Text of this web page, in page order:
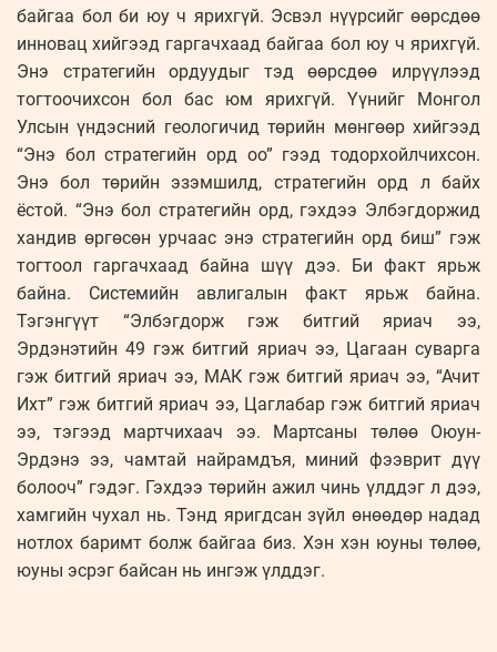
байгаа бол би юу ч ярихгүй. Эсвэл нүүрсийг өөрсдөө
инновац хийгээд гаргачхаад байгаа бол юу ч ярихгүй.
Энэ стратегийн ордуудыг тэд өөрсдөө илрүүлээд
тогтоочихсон бол бас юм ярихгүй. Үүнийг Монгол
Улсын үндэсний геологичид төрийн мөнгөөр хийгээд
“Энэ бол стратегийн орд оо” гээд тодорхойлчихсон.
Энэ бол төрийн эзэмшилд, стратегийн орд л байх
ёстой. “Энэ бол стратегийн орд, гэхдээ Элбэгдоржид
хандив өргөсөн урчаас энэ стратегийн орд биш” гэж
тогтоол гаргачхаад байна шүү дээ. Би факт ярьж
байна. Системийн авлигалын факт ярьж байна.
Тэгэнгүүт “Элбэгдорж гэж битгий яриач ээ,
Эрдэнэтийн 49 гэж битгий яриач ээ, Цагаан суварга
гэж битгий яриач ээ, МАК гэж битгий яриач ээ, “Ачит
Ихт” гэж битгий яриач ээ, Цаглабар гэж битгий яриач
ээ, тэгээд мартчихаач ээ. Мартсаны төлөө Оюун-
Эрдэнэ ээ, чамтай найрамдъя, миний фээврит дүү
болооч” гэдэг. Гэхдээ төрийн ажил чинь үлддэг л дээ,
хамгийн чухал нь. Тэнд яригдсан зүйл өнөөдөр надад
нотлох баримт болж байгаа биз. Хэн хэн юуны төлөө,
юуны эсрэг байсан нь ингэж үлддэг.